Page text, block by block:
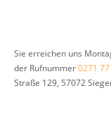
Sie erreichen uns
der Rufnummer0271
Straße 129, 57072